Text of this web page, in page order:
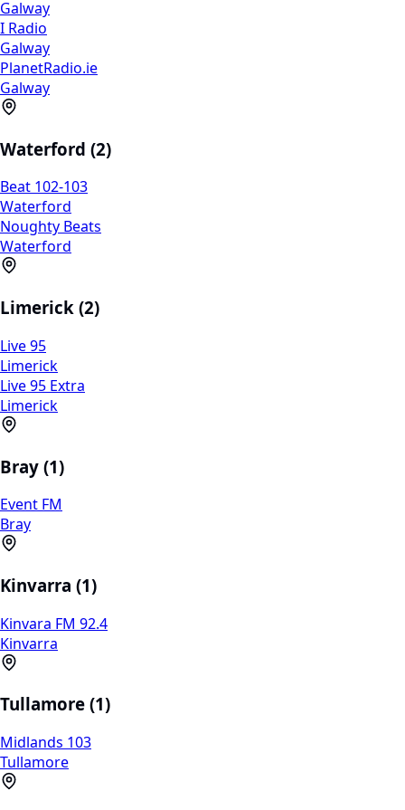
Galway
I Radio
Galway
PlanetRadio.ie
Galway
Waterford (2)
Beat 102-103
Waterford
Noughty Beats
Waterford
Limerick (2)
Live 95
Limerick
Live 95 Extra
Limerick
Bray (1)
Event FM
Bray
Kinvarra (1)
Kinvara FM 92.4
Kinvarra
Tullamore (1)
Midlands 103
Tullamore